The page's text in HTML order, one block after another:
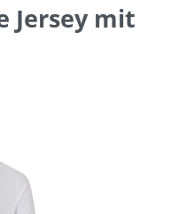
Jersey mit